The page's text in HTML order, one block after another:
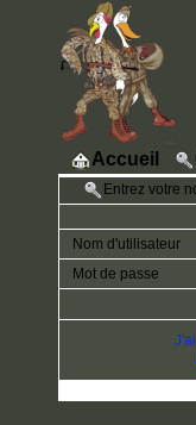
Accueil
Entrez votre
Nom d'utilisateur
Mot de passe